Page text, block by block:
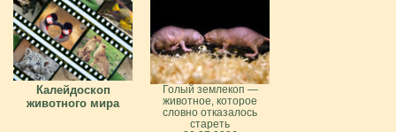
Калейдоскоп
животного мира
Голый землекоп —
животное, которое
словно отказалось
стареть